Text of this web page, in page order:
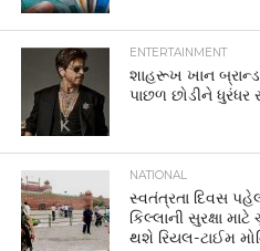
ENTERTAINMENT
શાહરૂખ ખાન બ્રાન્ડ
પાછળ છોડીને ધુરંધર
NATIONAL
સ્વતંત્રતા દિવસ
કિલ્લાની સુરક્ષા
થશે રિયલ-ટાઈમ